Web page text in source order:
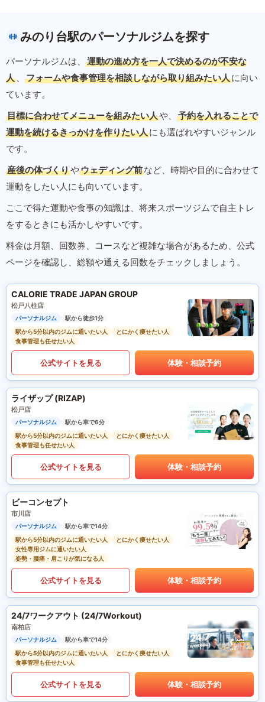
みのり台駅のパーソナルジムを探す
パーソナルジムは、
運動の進め方を一人で決めるのが不安な
人 、 フォームや食事管理を相談しながら取り組みたい人に向い
ています。
目標に合わせてメニューを組みたい人や、
予約を入れることで
運動を続けるきっかけを作りたい人にも選ばれやすいジャンル
です。
産後の体づくりやウェディング前など、時期や目的に合わせて
運動をしたい人にも向いています。
ここで得た運動や食事の知識は、将来スポーツジムで自主トレ
をするときにも活かしやすいです。
料金は月額、回数券、コースなど複雑な場合があるため、公式
ページを確認し、総額や通える回数をチェックしましょう。
CALORIE TRADE JAPAN GROUP
松戸八柱店
パーソナルジム
駅から徒歩1分
駅から5分以内のジムに通いたい人
とにかく痩せたい人
食事管理も任せたい人
公式サイトを見る 体験・相談予約
ライザップ (RIZAP)
松戸店
パーソナルジム
駅から車で6分
駅から5分以内のジムに通いたい人
とにかく痩せたい人
食事管理も任せたい人
公式サイトを見る 体験・相談予約
ビーコンセプト
市川店
パーソナルジム
駅から車で14分
駅から5分以内のジムに通いたい人
とにかく痩せたい人
女性専用ジムに通いたい人
姿勢・腰痛・肩こりが気になる人
公式サイトを見る 体験・相談予約
24/7ワークアウト (24/7Workout)
南柏店
パーソナルジム
駅から車で14分
駅から5分以内のジムに通いたい人
とにかく痩せたい人
食事管理も任せたい人
公式サイトを見る 体験・相談予約